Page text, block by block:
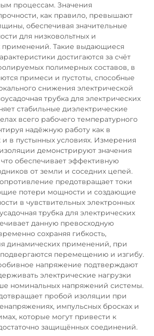
процессам. Значения
как правило, превышают
обеспечивая значительные
для низковольтных и
применений. Такие выдающиеся
достигаются за счёт
полимерных составов, в
примеси и пустоты, способные
снижения электрической
трубка для электрических
стабильные диэлектрические
всего рабочего температурного
надёжную работу как в
и в пустынных условиях. Измерения
демонстрируют значения
обеспечивает эффективную
от земли и соседних цепей.
предотвращает токи
потери мощности и создающие
в чувствительных электронных
трубка для электрических
данную превосходную
сохраняя гибкость,
динамических применений, при
перемещению и изгибу.
напряжение подтверждают
электрические нагрузки
номинальных напряжений системы.
пробой изоляции при
импульсных бросках и
которые могут привести к
защищённых соединений.